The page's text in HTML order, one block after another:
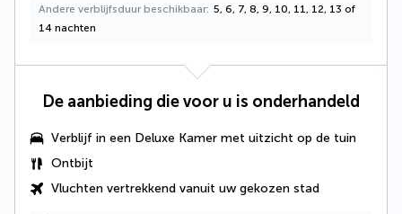
Andere verblijfsduur beschikbaar 5, 6, 7, 8, 9, 10, 11, 12, 13 of
14 nachten
De aanbieding die voor u is onderhandeld
Verblijf in een Deluxe Kamer met uitzicht op de tuin
Ontbijt
Vluchten vertrekkend vanuit uw gekozen stad